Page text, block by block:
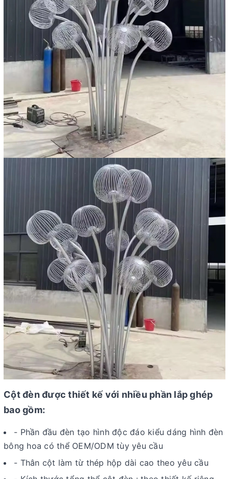
Cột đèn được thiết kế với nhiều phần lắp ghép
bao gồm:
- Phần đầu đèn tạo hình độc đáo kiểu dáng hình đèn
bông hoa có thể OEM/ODM tùy yêu cầu
- Thân cột làm từ thép hộp dài cao theo yêu cầu